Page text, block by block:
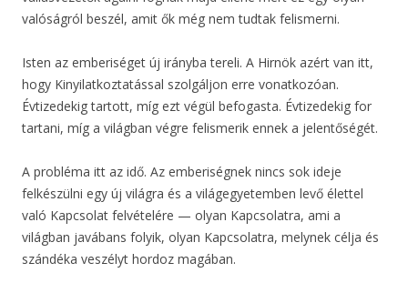
valóságról beszél, amit ők még nem tudtak felismerni.
Isten az emberiséget új irányba tereli. A Hirnök azért van itt,
hogy Kinyilatkoztatással szolgáljon erre vonatkozóan.
Évtizedekig tartott, míg ezt végül befogasta. Évtizedekig for
tartani, míg a világban végre felismerik ennek a jelentőségét.
A probléma itt az idő. Az emberiségnek nincs sok ideje
felkészülni egy új világra és a világegyetemben levő élettel
való Kapcsolat felvételére — olyan Kapcsolatra, ami a
világban javábans folyik, olyan Kapcsolatra, melynek célja és
szándéka veszélyt hordoz magában.